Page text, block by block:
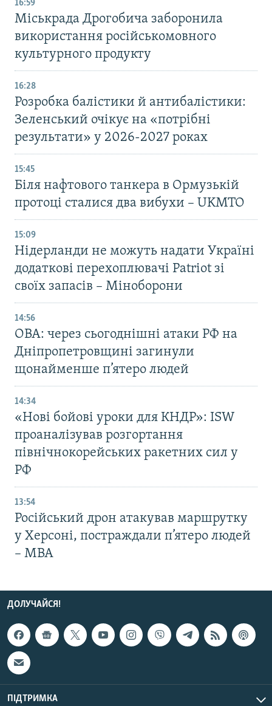
16:59
Міськрада Дрогобича заборонила
використання російськомовного
культурного продукту
16:28
Розробка балістики й антибалістики:
Зеленський очікує на «потрібні
результати» у 2026-2027 роках
15:45
Біля нафтового танкера в Ормузькій
протоці сталися два вибухи – UKMTO
15:09
Нідерланди не можуть надати Україні
додаткові перехоплювачі Patriot зі
своїх запасів – Міноборони
14:56
ОВА: через сьогоднішні атаки РФ на
Дніпропетровщині загинули
щонайменше п’ятеро людей
14:34
«Нові бойові уроки для КНДР»: ISW
проаналізував розгортання
північнокорейських ракетних сил у
РФ
13:54
Російський дрон атакував маршрутку
у Херсоні, постраждали п’ятеро людей
– МВА
ДОЛУЧАЙСЯ!
ПІДТРИМКА